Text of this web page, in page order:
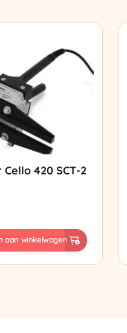
420 SCT-2
aan winkelwagen